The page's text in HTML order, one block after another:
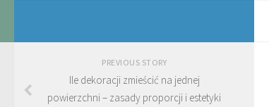
PREVIOUS STORY
Ile dekoracji zmieścić na jednej
powierzchni – zasady proporcji i estetyki